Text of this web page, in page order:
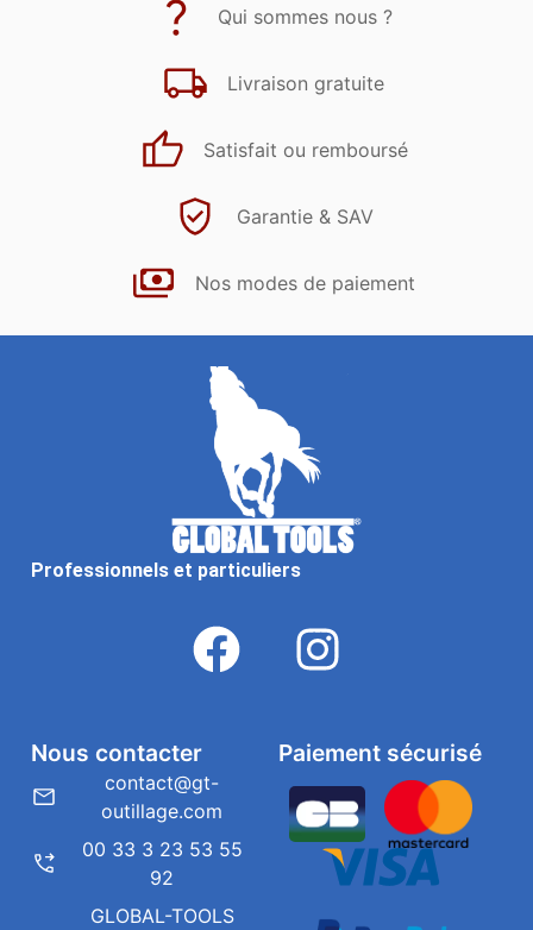
Qui sommes nous ?
Livraison gratuite
Satisfait ou remboursé
Garantie & SAV
Nos modes de paiement
Professionnels et particuliers
Paiement sécurisé
Nous contacter
contact@gt-
outillage.com
00 33 3 23 53 55
92
GLOBAL-TOOLS